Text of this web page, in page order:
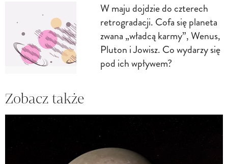
W maju dojdzie do czterech
retrogradacji. Cofa się planeta
zwana „władcą karmy”, Wenus,
Pluton i Jowisz. Co wydarzy się
pod ich wpływem?
Zobacz także